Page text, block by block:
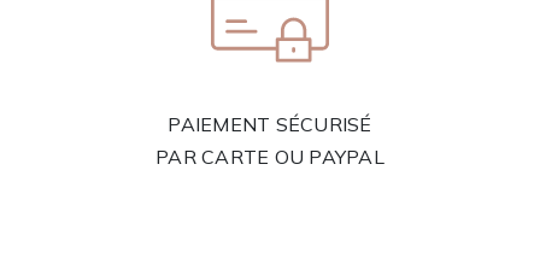
PAIEMENT SÉCURISÉ
PAR CARTE OU PAYPAL